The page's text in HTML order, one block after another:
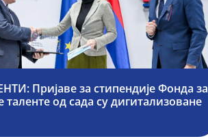
Пријаве за стипендије Фонда за
таленте од сада су дигитализоване